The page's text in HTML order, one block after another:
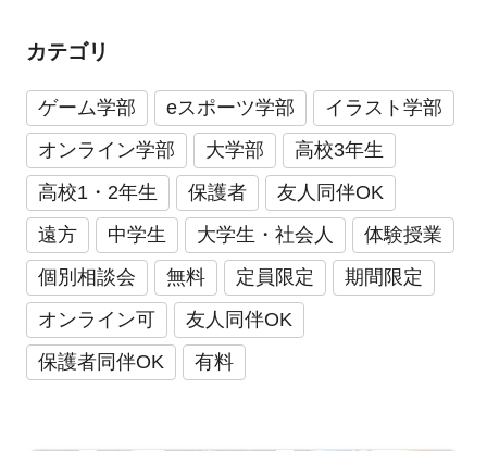
カテゴリ
ゲーム学部 eスポーツ学部
イラスト学部
オンライン学部
大学部
高校3年生
高校1・2年生
保護者
友人同伴OK
遠方
中学生 大学生・社会人
体験授業
個別相談会
無料 定員限定
期間限定
オンライン可
友人同伴OK
保護者同伴OK
有料